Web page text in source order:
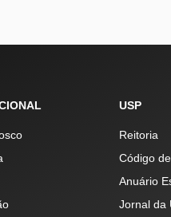
USP
Reitoria
Código
Anuário
Jornal da